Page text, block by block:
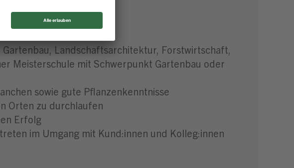
Landschaftsarchitektur, Forstwirtschaft,
Meisterschule mit Schwerpunkt Gartenbau oder
sowie gute Pflanzenkenntnisse
Orten zu durchlaufen
Erfolg
im Umgang mit Kund:innen und Kolleg:innen